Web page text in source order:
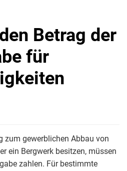
Betrag der
für
zum gewerblichen Abbau von
ein Bergwerk besitzen, müssen
zahlen. Für bestimmte